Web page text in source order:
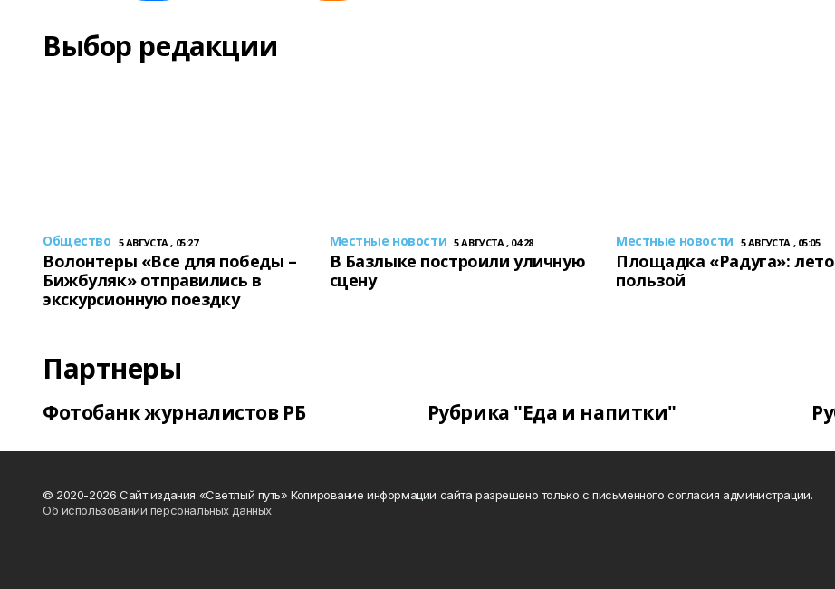
Выбор редакции
Общество 5 АВГУСТА , 05:27
Волонтеры «Все для победы –
Бижбуляк» отправились в
экскурсионную поездку
Местные новости 5 АВГУСТА , 04:28
В Базлыке построили уличную
сцену
Местные новости 5 АВГУСТА , 05:05
Площадка «Радуга»:
пользой
Партнеры
Фотобанк журналистов РБ Рубрика "Еда и напитки"
© 2020-2026 Сайт издания «Светлый путь» Копирование информации сайта разрешено только с письменного согласия администрации.
Об использовании персональных данных